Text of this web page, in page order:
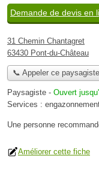
Demande de devis en
31 Chemin Chantagret
63430 Pont-du-Château
📞 Appeler ce paysagiste
Paysagiste - Ouvert
Services :
Une personne
Améliorer cette fiche